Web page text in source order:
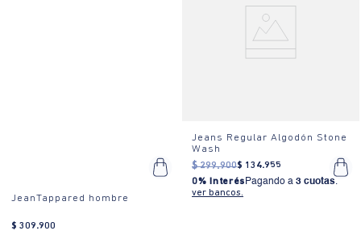
JeanTappared hombre
$ 309.900
Jeans Regular Algodón Stone
Wash
$ 299.900$ 134.955
0% Interés Pagando a 3 cuotas.
ver bancos.